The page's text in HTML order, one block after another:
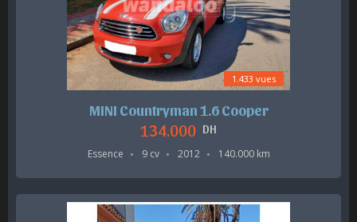
1.433 vues
MINI Countryman 1.6 Cooper
134.000 DH
Essence 9 cv 2012 140.000 km